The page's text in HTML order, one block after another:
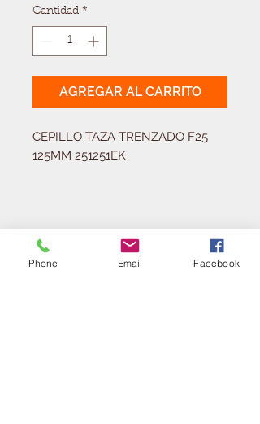
Cantidad *
AGREGAR AL CARRITO
CEPILLO TAZA TRENZADO F25
125MM 251251EK
¿Necesitas equipar tu
ferretería?
Phone Email Facebook